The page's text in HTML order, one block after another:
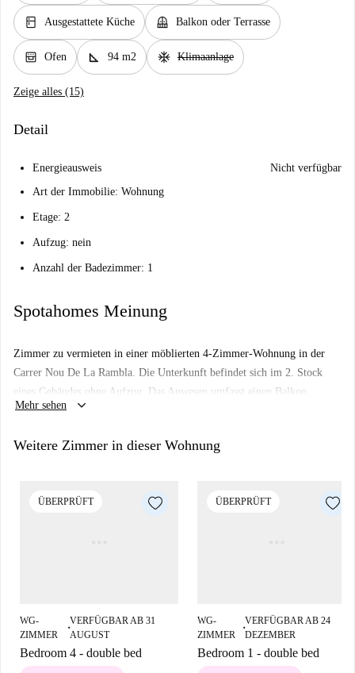
kitchen Ausgestattete Küche balcony Balkon oder Terrasse
oven_gen Ofen square_foot 94 m2 ac_unit Klimaanlage
Zeige alles (15)
Detail
Energieausweis
Nicht verfügbar
Art der Immobilie: Wohnung
Etage: 2
Aufzug: nein
Anzahl der Badezimmer: 1
Spotahomes Meinung
Zimmer zu vermieten in einer möblierten 4-Zimmer-Wohnung in der
Carrer Nou De La Rambla. Die Unterkunft befindet sich im 2. Stock
eines Gebäudes ohne Aufzug. Das Anwesen umfasst einen Balkon.
Mehr sehen
keyboard_arrow_down
Weitere Zimmer in dieser Wohnung
ÜBERPRÜFT
WG-
ZIMMER
■
VERFÜGBAR AB 31
AUGUST
Bedroom 4 - double bed
ÜBERPRÜFT
WG-
ZIMMER
■
VERFÜGBAR AB 24
DEZEMBER
Bedroom 1 - double bed